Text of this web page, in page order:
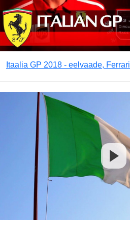
Itaalia GP 2018 - eelvaade, Ferrari